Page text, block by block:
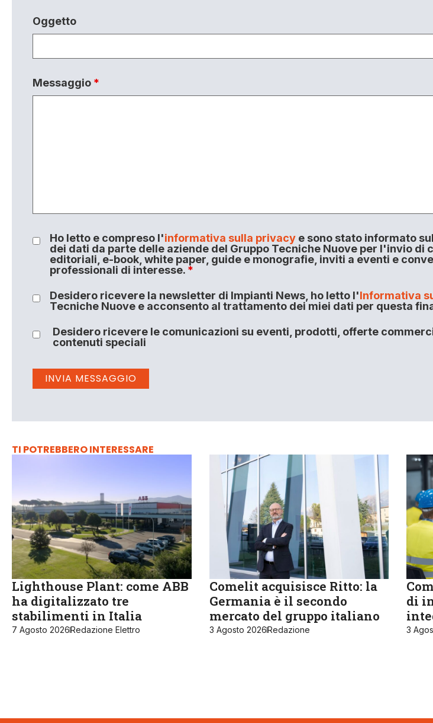
Oggetto
Messaggio *
Ho letto e compreso l'informativa sulla privacye sono stato informato
dei dati da parte delle aziende del Gruppo Tecniche Nuove per l'invio di
editoriali, e-book, white paper, guide e monografie, inviti a eventi e
professionali di interesse. *
Desidero ricevere la newsletter di Impianti News, ho letto l'Informativa
Tecniche Nuove e acconsento al trattamento dei miei dati per questa
Desidero ricevere le comunicazioni su eventi, prodotti, offerte
contenuti speciali
TI POTREBBERO INTERESSARE
Lighthouse Plant: come ABB
ha digitalizzato tre
stabilimenti in Italia
7 Agosto 2026 Redazione Elettro
Comelit acquisisce Ritto: la
Germania è il secondo
mercato del gruppo italiano
3 Agosto 2026Redazione
di
3